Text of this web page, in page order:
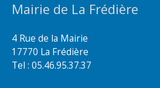
Mairie de La Frédière
4 Rue de la Mairie
17770 La Frédière
Tel : 05.46.95.37.37